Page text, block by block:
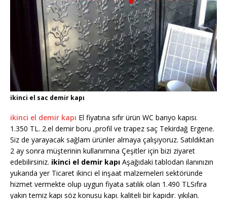
ikinci el sac demir kapı
ikinci el demir kapı El fiyatına sıfır ürün WC banyo kapısı.
1.350 TL. 2.el demir boru ,profil ve trapez saç Tekirdağ Ergene.
Siz de yarayacak sağlam ürünler almaya çalışıyoruz. Satıldıktan
2 ay sonra müşterinin kullanımına Çeşitler için bizi ziyaret
edebilirsiniz. ikinci el demir kapı Aşağıdaki tablodan ilanınızın
yukarıda yer Ticaret ikinci el inşaat malzemeleri sektöründe
hizmet vermekte olup uygun fiyata satılık olan 1.490 TLSıfıra
yakın temiz kapı söz konusu kapı. kaliteli bir kapıdır. yıkılan.